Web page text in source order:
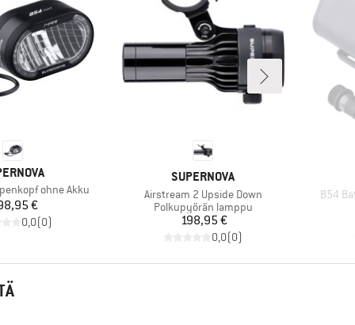
ohne Akku
Hinta
€
0,0(0)
MERKKI
SUPERNOVA
Tuote
Airstream 2 Upside Down
Tuoteryhmä
Polkupyörän lamppu
Hinta
198,95 €
0,0(0)
Tuote
B54